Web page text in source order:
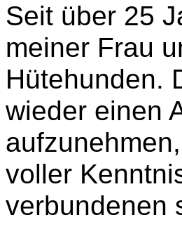
Seit über 25
meiner Frau
Hütehunden.
wieder einen
voller
verbundenen